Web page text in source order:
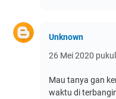
Unknown
26 Mei 2020
Mau tanya gan
waktu di